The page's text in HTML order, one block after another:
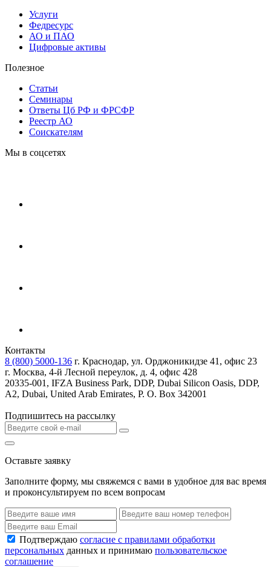
Услуги
Федресурс
АО и ПАО
Цифровые активы
Полезное
Статьи
Cеминары
Ответы Цб РФ и ФРСФР
Реестр АО
Соискателям
Мы в соцсетях
Контакты
8 (800) 5000-136 г. Краснодар, ул. Орджоникидзе 41, офис 23
г. Москва, 4-й Лесной переулок, д. 4, офис 428
20335-001, IFZA Business Park, DDP, Dubai Silicon Oasis, DDP,
A2, Dubai, United Arab Emirates, P. O. Box 342001
Подпишитесь на рассылку
Оставьте заявку
Заполните форму, мы свяжемся с вами в удобное для вас время
и проконсультируем по всем вопросам
Подтверждаю согласие с правилами обработки
персональных данных и принимаю пользовательское
соглашение